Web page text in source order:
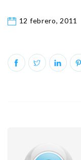
12 febrero, 2011